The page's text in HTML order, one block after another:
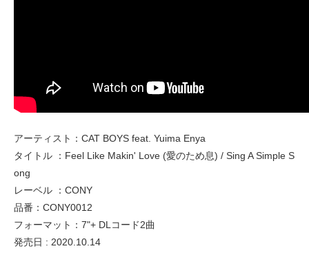
アーティスト：CAT BOYS feat. Yuima Enya
タイトル ：Feel Like Makin' Love (愛のため息) / Sing A Simple S
ong
レーベル ：CONY
品番：CONY0012
フォーマット：7"+ DLコード2曲
発売日 : 2020.10.14